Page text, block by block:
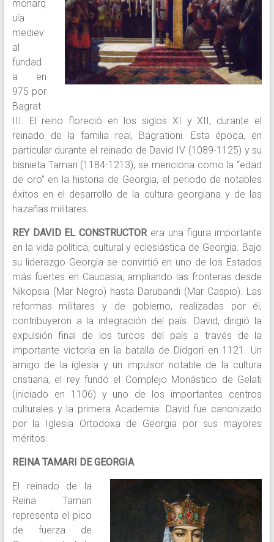
monarq
uía
mediev
al
fundad
a en
975 por
Bagrat
III. El reino floreció en los siglos XI y XII, durante el
reinado de la familia real, Bagrationi. Esta época, en
particular durante el reinado de David IV (1089-1125) y su
bisnieta Tamari (1184-1213), se menciona como la “edad
de oro” en la historia de Georgia, el periodo de notables
éxitos en el desarrollo de la cultura georgiana y de las
hazañas militares.
REY DAVID EL CONSTRUCTOR era una figura importante
en la vida política, cultural y eclesiástica de Georgia. Bajo
su liderazgo Georgia se convirtió en uno de los Estados
más fuertes en Caucasia, ampliando las fronteras desde
Nikopsia (Mar Negro) hasta Darubandi (Mar Caspio). Las
reformas militares y de gobierno, realizadas por él,
contribuyeron a la integración del país. David, dirigió la
expulsión final de los turcos del país a través de la
importante victoria en la batalla de Didgori en 1121. Un
amigo de la iglesia y un impulsor notable de la cultura
cristiana, el rey fundó el Complejo Monástico de Gelati
(iniciado en 1106) y uno de los importantes centros
culturales y la primera Academia. David fue canonizado
por la Iglesia Ortodoxa de Georgia por sus mayores
méritos.
REINA TAMARI DE GEORGIA
El reinado de la
Reina Tamari
representa el pico
de fuerza de